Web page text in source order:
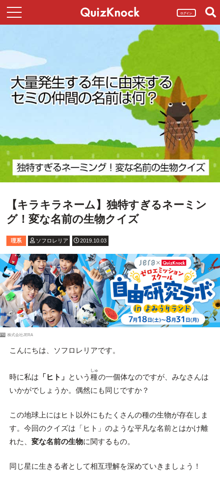
ログイン
【キラキラネーム】独特すぎるネーミン
グ！変な名前の生物クイズ
理系 ソフロレリア 2019.10.03
PR 株式会社JERA
こんにちは、ソフロレリアです。
時に私は 「ヒト」 という 種
しゅ
の一個体なのですが、みなさんは
いかがでしょうか。偶然にも同じですか？
この地球上にはヒト以外にもたくさんの種の生物が存在しま
す。今回のクイズは「ヒト」のような平凡な名前とはかけ離
れた、 変な名前の生物に関するもの。
同じ星に生きる者として相互理解を深めていきましょう！